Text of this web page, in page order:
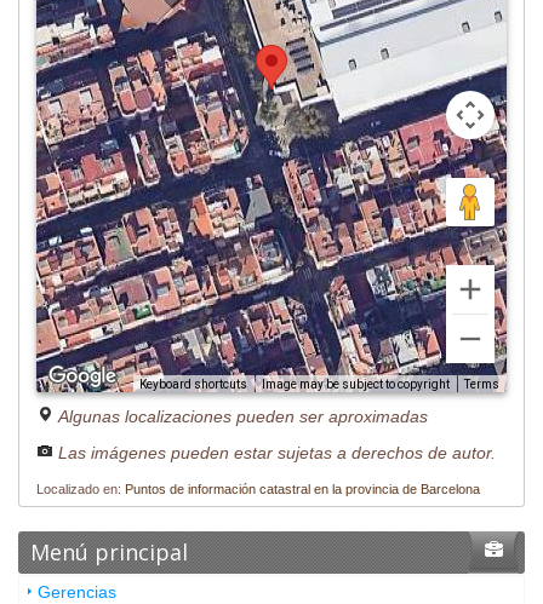
Keyboard shortcuts Image may be subject to copyright Terms
Algunas localizaciones pueden ser aproximadas
Las imágenes pueden estar sujetas a derechos de autor.
Localizado en: Puntos de información catastral en la provincia de Barcelona
Menú principal
Gerencias